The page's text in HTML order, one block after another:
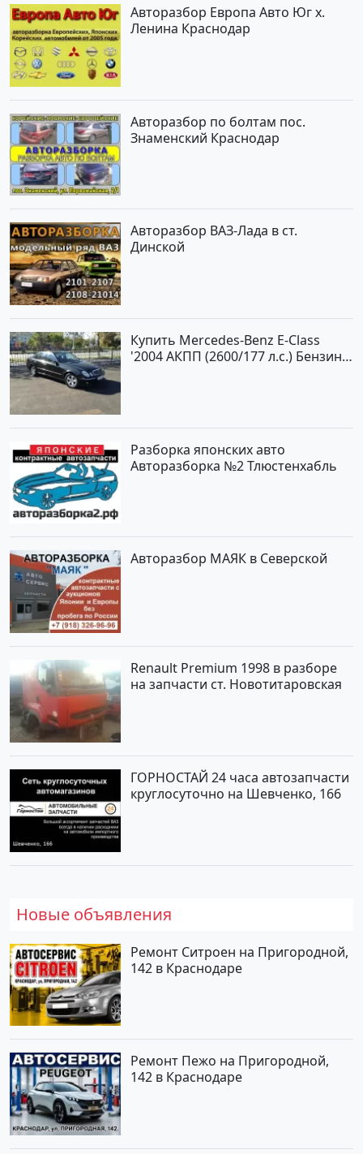
Авторазбор Европа Авто Юг х.
Ленина Краснодар
Авторазбор по болтам пос.
Знаменский Краснодар
Авторазбор ВАЗ-Лада в ст.
Динской
Купить Mercedes-Benz E-Class
'2004 АКПП (2600/177 л.с.) Бензин
Разборка японских авто
Авторазборка №2 Тлюстенхабль
Авторазбор МАЯК в Северской
Renault Premium 1998 в разборе
на запчасти ст. Новотитаровская
ГОРНОСТАЙ 24 часа автозапчасти
круглосуточно на Шевченко, 166
Новые объявления
Ремонт Ситроен на Пригородной,
142 в Краснодаре
Ремонт Пежо на Пригородной,
142 в Краснодаре